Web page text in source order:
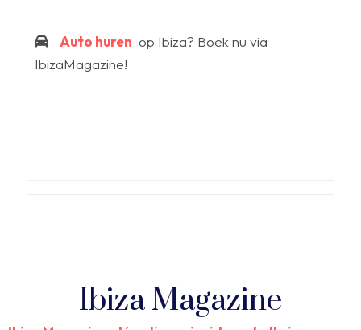
Auto huren op Ibiza? Boek nu via
IbizaMagazine!
Ibiza Magazine